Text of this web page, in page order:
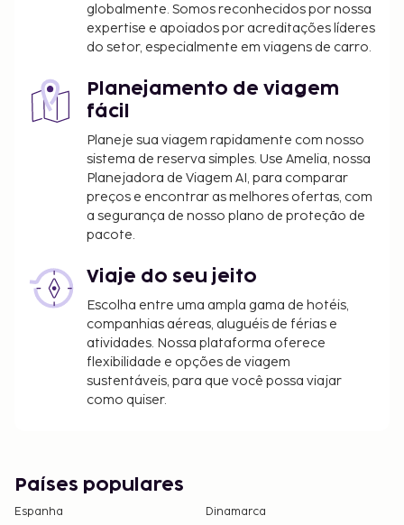
globalmente. Somos reconhecidos por nossa
expertise e apoiados por acreditações líderes
do setor, especialmente em viagens de carro.
Planejamento de viagem
fácil
Planeje sua viagem rapidamente com nosso
sistema de reserva simples. Use Amelia, nossa
Planejadora de Viagem AI, para comparar
preços e encontrar as melhores ofertas, com
a segurança de nosso plano de proteção de
pacote.
Viaje do seu jeito
Escolha entre uma ampla gama de hotéis,
companhias aéreas, aluguéis de férias e
atividades. Nossa plataforma oferece
flexibilidade e opções de viagem
sustentáveis, para que você possa viajar
como quiser.
Países populares
Espanha
Dinamarca